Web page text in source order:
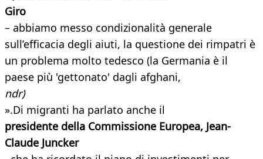
Giro
– abbiamo messo condizionalità generale
sull’efficacia degli aiuti, la questione dei rimpatri è
un problema molto tedesco (la Germania è il
paese più 'gettonato' dagli afghani,
ndr)
».Di migranti ha parlato anche il
presidente della Commissione Europea, Jean-
Claude Juncker